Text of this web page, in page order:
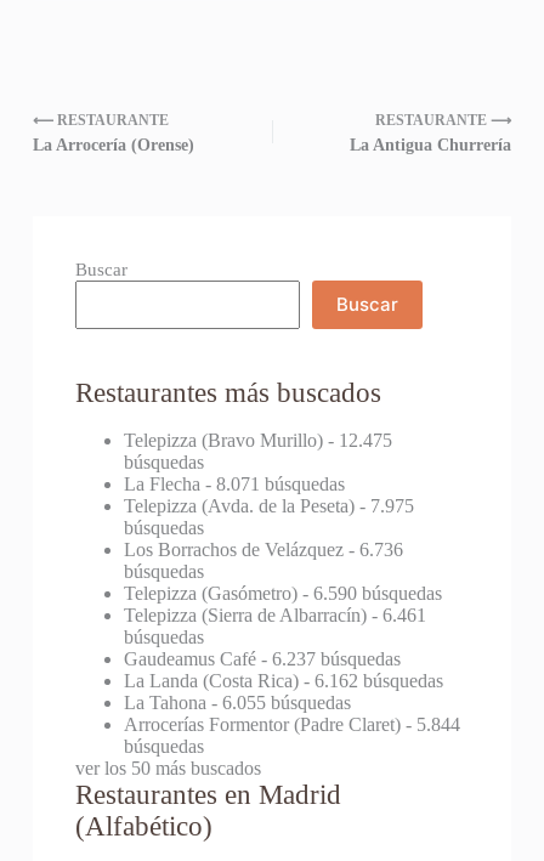
⟵ RESTAURANTE
La Arrocería (Orense)
RESTAURANTE ⟶
La Antigua Churrería
Buscar
Buscar
Restaurantes más buscados
Telepizza (Bravo Murillo)- 12.475
búsquedas
La Flecha - 8.071 búsquedas
Telepizza (Avda. de la Peseta)- 7.975
búsquedas
Los Borrachos de Velázquez- 6.736
búsquedas
Telepizza (Gasómetro)- 6.590 búsquedas
Telepizza (Sierra de Albarracín)- 6.461
búsquedas
Gaudeamus Café- 6.237 búsquedas
La Landa (Costa Rica)- 6.162 búsquedas
La Tahona - 6.055 búsquedas
Arrocerías Formentor (Padre Claret)- 5.844
búsquedas
ver los 50 más buscados
Restaurantes en Madrid
(Alfabético)